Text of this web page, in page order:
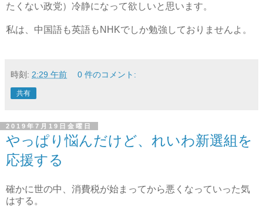
たくない政党）冷静になって欲しいと思います。
私は、中国語も英語もNHKでしか勉強しておりませんよ。
時刻: 2:29 午前 0 件のコメント:
共有
2019年7月19日金曜日
やっぱり悩んだけど、れいわ新選組を
応援する
確かに世の中、消費税が始まってから悪くなっていった気
はする。